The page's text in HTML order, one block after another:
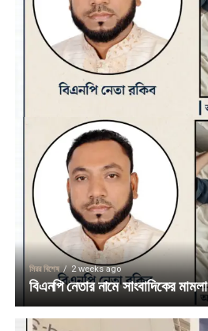
মিরর বিশেষ 2 weeks ago
বিএনপি নেতার নামে সাংবাদিকের মামলা